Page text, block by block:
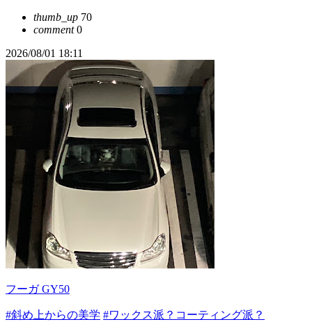
thumb_up 70
comment0
2026/08/01 18:11
フーガ GY50
#斜め上からの美学 #ワックス派？コーティング派？